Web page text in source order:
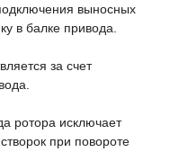
выносных
в балке привода.
за счет
ротора исключает
при повороте